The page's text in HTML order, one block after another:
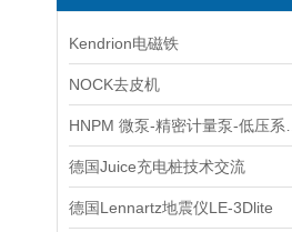
Kendrion电磁铁
NOCK去皮机
德国Juice充电桩技术交流
德国Lennartz地震仪LE-3Dlite